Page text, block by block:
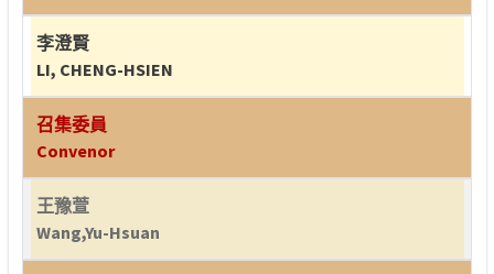
李澄賢
LI, CHENG-HSIEN
召集委員
Convenor
王豫萱
Wang,Yu-Hsuan